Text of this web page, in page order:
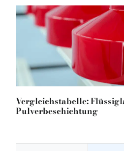
Vergleichstabelle:
Pulverbeschichtung